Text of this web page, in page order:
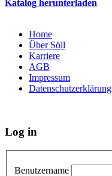
Katalog herunterladen
Home
Über Söll
Karriere
AGB
Impressum
Datenschutzerklärung
Log in
Benutzername